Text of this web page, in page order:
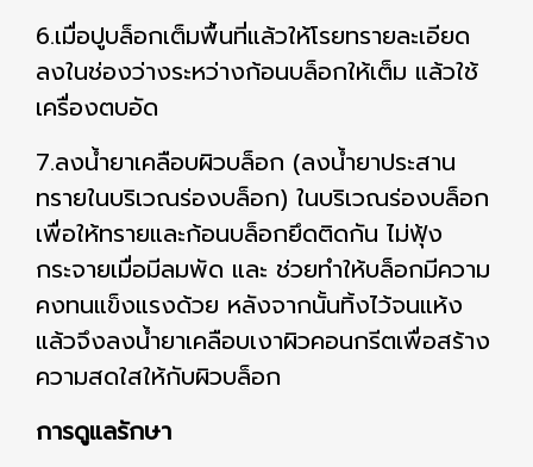
6.เมื่อปูบล็อกเต็มพื้นที่แล้วให้โรยทรายละเอียด
ลงในช่องว่างระหว่างก้อนบล็อกให้เต็ม แล้วใช้
เครื่องตบอัด
7.ลงน้ำยาเคลือบผิวบล็อก (ลงน้ำยาประสาน
ทรายในบริเวณร่องบล็อก) ในบริเวณร่องบล็อก
เพื่อให้ทรายและก้อนบล็อกยึดติดกัน ไม่ฟุ้ง
กระจายเมื่อมีลมพัด และ ช่วยทำให้บล็อกมีความ
คงทนแข็งแรงด้วย หลังจากนั้นทิ้งไว้จนแห้ง
แล้วจึงลงน้ำยาเคลือบเงาผิวคอนกรีตเพื่อสร้าง
ความสดใสให้กับผิวบล็อก
การดูแลรักษา